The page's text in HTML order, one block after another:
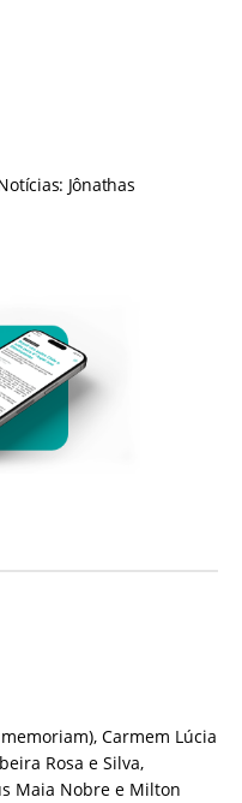
Jônathas
Carmem Lúcia
Rosa e Silva,
Maia Nobre e Milton